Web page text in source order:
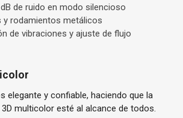
de ruido en modo silencioso
y rodamientos metálicos
de vibraciones y ajuste de flujo
elegante y confiable, haciendo que la
multicolor esté al alcance de todos.